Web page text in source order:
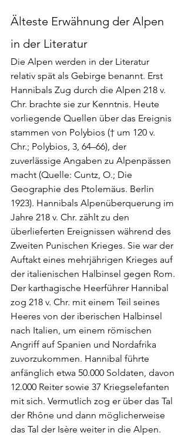
Älteste Erwähnung der Alpen
in der Literatur
Die Alpen werden in der Literatur
relativ spät als Gebirge benannt. Erst
Hannibals Zug durch die Alpen 218 v.
Chr. brachte sie zur Kenntnis. Heute
vorliegende Quellen über das Ereignis
stammen von Polybios († um 120 v.
Chr.; Polybios, 3, 64–66), der
zuverlässige Angaben zu Alpenpässen
macht (Quelle: Cuntz, O.; Die
Geographie des Ptolemäus. Berlin
1923). Hannibals Alpenüberquerung im
Jahre 218 v. Chr. zählt zu den
überlieferten Ereignissen während des
Zweiten Punischen Krieges. Sie war der
Auftakt eines mehrjährigen Krieges auf
der italienischen Halbinsel gegen Rom.
Der karthagische Heerführer Hannibal
zog 218 v. Chr. mit einem Teil seines
Heeres von der iberischen Halbinsel
nach Italien, um einem römischen
Angriff auf Spanien und Nordafrika
zuvorzukommen. Hannibal führte
anfänglich etwa 50.000 Soldaten, davon
12.000 Reiter sowie 37 Kriegselefanten
mit sich. Vermutlich zog er über das Tal
der Rhône und dann möglicherweise
das Tal der Isère weiter in die Alpen.